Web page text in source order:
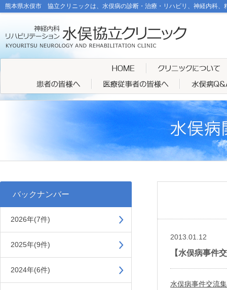
熊本県水俣市 協立クリニックは、水俣病の診断・治療・リハビリ、神経内科、
バックナンバー
2026年(7件)
2025年(9件)
2024年(6件)
2013.01.12
【水俣病事件
水俣病事件交流